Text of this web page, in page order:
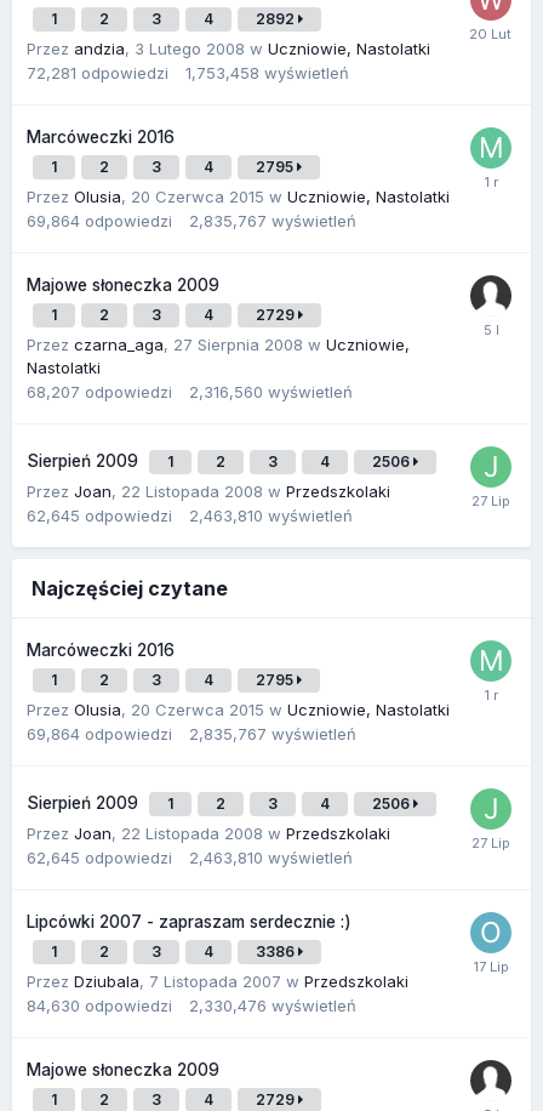
1 2 3 4 2892
Przez andzia, 3 Lutego 2008 w Uczniowie, Nastolatki
72,281 odpowiedzi 1,753,458 wyświetleń
Marcóweczki 2016
1 2 3 4 2795
Przez Olusia, 20 Czerwca 2015 w Uczniowie, Nastolatki
69,864 odpowiedzi 2,835,767 wyświetleń
Majowe słoneczka 2009
1 2 3 4 2729
Przez czarna_aga, 27 Sierpnia 2008 w Uczniowie,
Nastolatki
68,207 odpowiedzi 2,316,560 wyświetleń
Sierpień 2009 1 2 3 4 2506
Przez Joan, 22 Listopada 2008 w Przedszkolaki
62,645 odpowiedzi 2,463,810 wyświetleń
Najczęściej czytane
Marcóweczki 2016
1 2 3 4 2795
Przez Olusia, 20 Czerwca 2015 w Uczniowie, Nastolatki
69,864 odpowiedzi 2,835,767 wyświetleń
Sierpień 2009 1 2 3 4 2506
Przez Joan, 22 Listopada 2008 w Przedszkolaki
62,645 odpowiedzi 2,463,810 wyświetleń
Lipcówki 2007 - zapraszam serdecznie :)
1 2 3 4 3386
Przez Dziubala, 7 Listopada 2007 w Przedszkolaki
84,630 odpowiedzi 2,330,476 wyświetleń
Majowe słoneczka 2009
1 2 3 4 2729